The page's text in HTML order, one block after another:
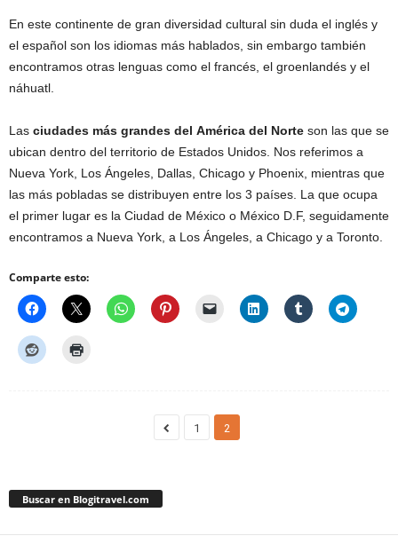
En este continente de gran diversidad cultural sin duda el inglés y
el español son los idiomas más hablados, sin embargo también
encontramos otras lenguas como el francés, el groenlandés y el
náhuatl.
Las ciudades más grandes del América del Norte son las que se
ubican dentro del territorio de Estados Unidos. Nos referimos a
Nueva York, Los Ángeles, Dallas, Chicago y Phoenix, mientras que
las más pobladas se distribuyen entre los 3 países. La que ocupa
el primer lugar es la Ciudad de México o México D.F, seguidamente
encontramos a Nueva York, a Los Ángeles, a Chicago y a Toronto.
Comparte esto:
1 2
Buscar en Blogitravel.com